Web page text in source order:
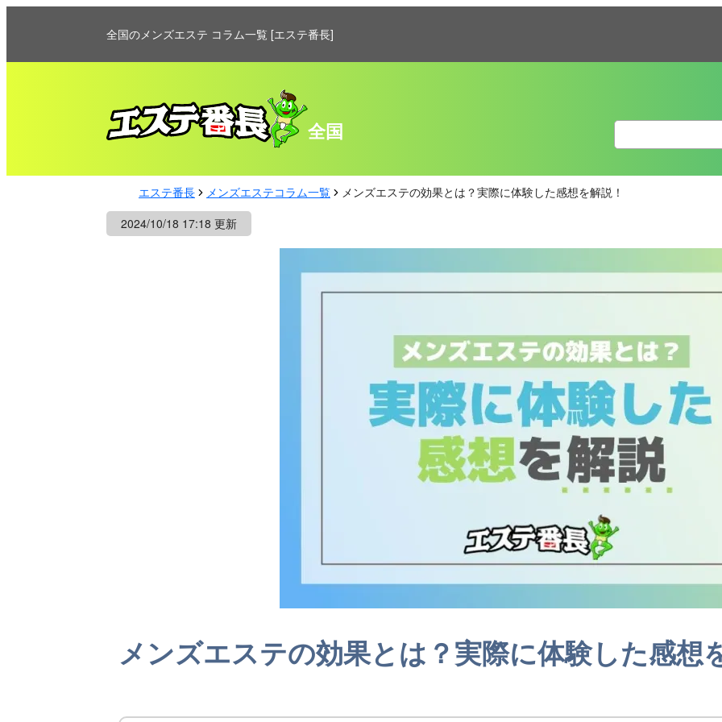
全国のメンズエステ コラム一覧 [エステ番長]
全国
エステ番長 メンズエステコラム一覧
メンズエステの効果とは？実際に体験した感想を解説！
2024/10/18 17:18 更新
メンズエステの効果とは？実際に体験した感想